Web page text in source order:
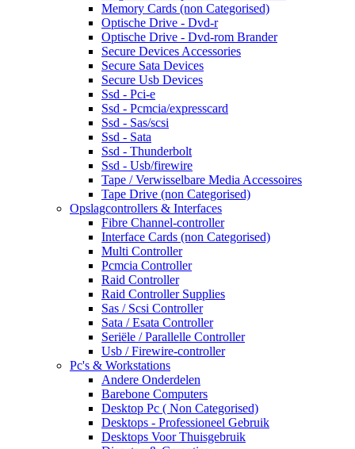
Memory Cards (non Categorised)
Optische Drive - Dvd-r
Optische Drive - Dvd-rom Brander
Secure Devices Accessories
Secure Sata Devices
Secure Usb Devices
Ssd - Pci-e
Ssd - Pcmcia/expresscard
Ssd - Sas/scsi
Ssd - Sata
Ssd - Thunderbolt
Ssd - Usb/firewire
Tape / Verwisselbare Media Accessoires
Tape Drive (non Categorised)
Opslagcontrollers & Interfaces
Fibre Channel-controller
Interface Cards (non Categorised)
Multi Controller
Pcmcia Controller
Raid Controller
Raid Controller Supplies
Sas / Scsi Controller
Sata / Esata Controller
Seriële / Parallelle Controller
Usb / Firewire-controller
Pc's & Workstations
Andere Onderdelen
Barebone Computers
Desktop Pc ( Non Categorised)
Desktops - Professioneel Gebruik
Desktops Voor Thuisgebruik